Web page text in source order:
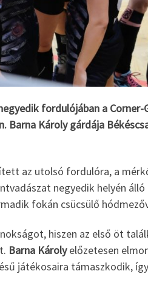
fordulójában a
Barna Károly gárdája
az utolsó fordulóra, a
negyedik helyén
fokán csücsülő
hiszen az első öt
Barna Károlyelőzetesen
játékosaira támaszkodik,